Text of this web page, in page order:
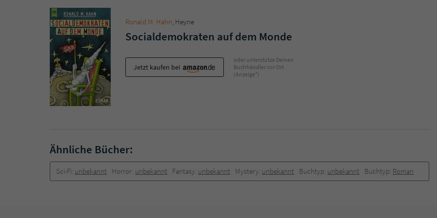
Ronald M. Hahn, Heyne
Socialdemokraten auf dem Monde
Jetzt kaufen bei
oder unterstütze Deinen
Buchhändler vor Ort
(Anzeige*)
Ähnliche Bücher:
Sci-Fi: unbekannt Horror: unbekannt Fantasy: unbekannt Mystery: unbekannt Buchtyp: unbekannt Buchtyp: Roman
Laufzeit 1 Jahr